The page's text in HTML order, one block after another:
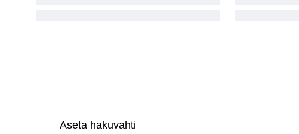
Aseta hakuvahti